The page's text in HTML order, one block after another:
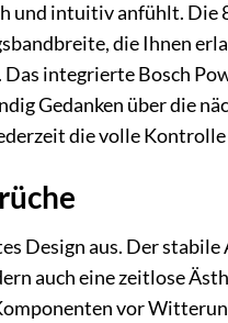
und intuitiv anfühlt. Die
die Ihnen
integrierte Bosch
Gedanken über die
die volle
Design aus. Der
auch eine zeitlose
vor